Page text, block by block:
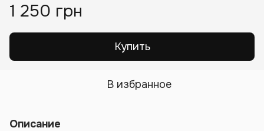
1 250 грн
Купить
В избранное
Описание